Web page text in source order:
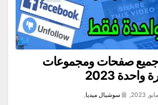
جميع صفحات ومجموعات
2023
سوشيال ميديا,